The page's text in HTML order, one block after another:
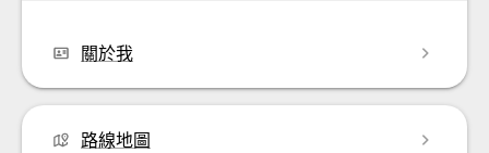
關於我
路線地圖